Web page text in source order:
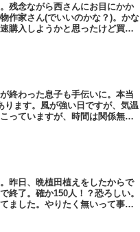
残念ながら西さんにお目にかか
作家さん(でいいのかな？)。かな
購入しようかと思ったけど買え
終わった息子も手伝いに。本当
ります。風が強い日ですが、気温
っていますが、時間は関係無く
昨日、晩植田植えをしたからで
終了。確か150人！？恐ろしい。
ました。やりたく無いって事じ